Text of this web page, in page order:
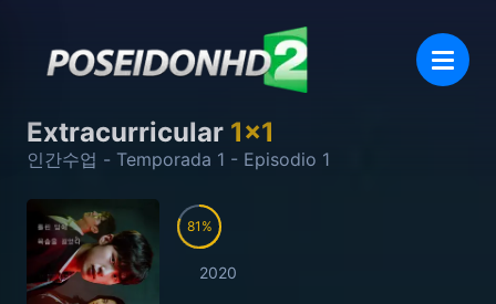
Extracurricular 1x1
인간수업 - Temporada 1 - Episodio 1
81
2020